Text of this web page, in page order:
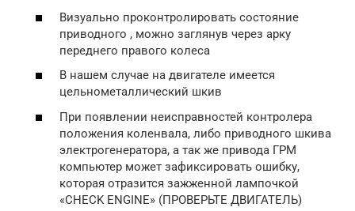
Визуально проконтролировать состояние
приводного , можно заглянув через арку
переднего правого колеса
В нашем случае на двигателе имеется
цельнометаллический шкив
При появлении неисправностей контролера
положения коленвала, либо приводного шкива
электрогенератора, а так же привода ГРМ
компьютер может зафиксировать ошибку,
которая отразится зажженной лампочкой
«CHECK ENGINE» (ПРОВЕРЬТЕ ДВИГАТЕЛЬ)